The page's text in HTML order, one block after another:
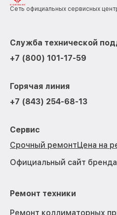
Сеть официальных сервисных
Служба технической
+7 (800) 101-17-59
Горячая линия
+7 (843) 254-68-13
Сервис
Срочный ремонтЦена на
Официальный сайт
Ремонт техники
Ремонт коллиматорных